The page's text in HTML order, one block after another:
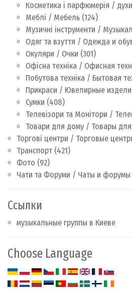
Косметика і парфюмерія / духи
Меблі / Мебель (124)
Музичні інструменти /
Одяг та взуття / Одежда и
Окуляри / Очки (301)
Офісна техніка / Офисная
Побутова техніка / Бытовая
Прикраси / Ювелирные
Сумки (408)
Телевізори та Монітори /
Товари для дому / Товары
Торгові центри / Торговые
Транспорт (421)
Фото (92)
Чати та Форуми / Чаты и форумы
Ссылки
музыкальные группы в Киеве
Choose Language